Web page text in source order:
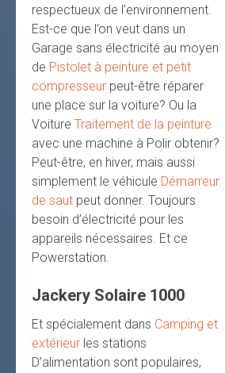
respectueux de l’environnement.
Est-ce que l’on veut dans un
Garage sans électricité au moyen
de Pistolet à peinture et petit
compresseur peut-être réparer
une place sur la voiture? Ou la
Voiture Traitement de la peinture
avec une machine à Polir obtenir?
Peut-être, en hiver, mais aussi
simplement le véhicule Démarreur
de saut peut donner. Toujours
besoin d’électricité pour les
appareils nécessaires. Et ce
Powerstation.
Jackery Solaire 1000
Et spécialement dans Camping et
extérieur les stations
D’alimentation sont populaires,